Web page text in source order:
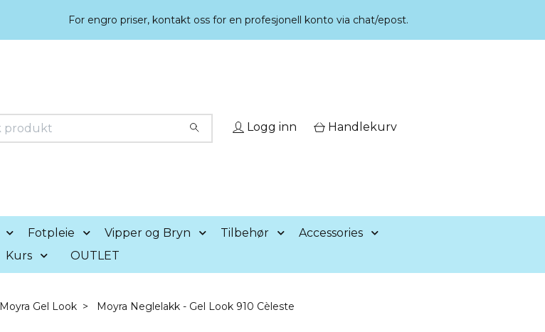
For engro priser, kontakt oss for en profesjonell konto via chat/epost.
Logg inn Handlekurv
Fotpleie Vipper og Bryn Tilbehør
Accessories
Kurs
OUTLET
Moyra Gel Look Moyra Neglelakk - Gel Look 910 Cèleste